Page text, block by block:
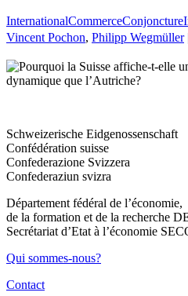
InternationalCommerceConjoncture
Vincent Pochon, Philipp Wegmüller
Schweizerische Eidgenossenschaft
Confédération suisse
Confederazione Svizzera
Confederaziun svizra
Département fédéral de l’économie,
de la formation et de la recherche
Secrétariat d’Etat à l’économie
Qui sommes-nous?
Contact